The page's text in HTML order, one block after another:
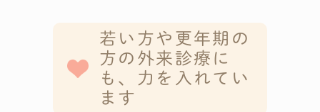
若い方や更年期の
方の外来診療に
も、力を入れてい
ます